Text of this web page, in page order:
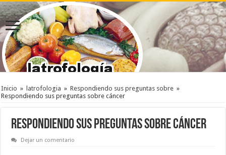
Inicio » latrofologia » Respondiendo sus preguntas sobre »
Respondiendo sus preguntas sobre cáncer
Respondiendo sus preguntas sobre cáncer
Dejar un comentario